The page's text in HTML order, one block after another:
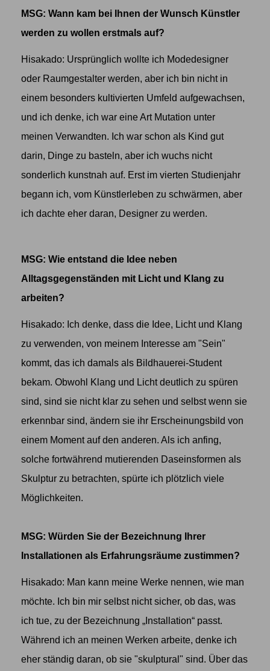
MSG: Wann kam bei Ihnen der Wunsch Künstler
werden zu wollen erstmals auf?
Hisakado: Ursprünglich wollte ich Modedesigner
oder Raumgestalter werden, aber ich bin nicht in
einem besonders kultivierten Umfeld aufgewachsen,
und ich denke, ich war eine Art Mutation unter
meinen Verwandten. Ich war schon als Kind gut
darin, Dinge zu basteln, aber ich wuchs nicht
sonderlich kunstnah auf. Erst im vierten Studienjahr
begann ich, vom Künstlerleben zu schwärmen, aber
ich dachte eher daran, Designer zu werden.
MSG: Wie entstand die Idee neben
Alltagsgegenständen mit Licht und Klang zu
arbeiten?
Hisakado: Ich denke, dass die Idee, Licht und Klang
zu verwenden, von meinem Interesse am "Sein"
kommt, das ich damals als Bildhauerei-Student
bekam. Obwohl Klang und Licht deutlich zu spüren
sind, sind sie nicht klar zu sehen und selbst wenn sie
erkennbar sind, ändern sie ihr Erscheinungsbild von
einem Moment auf den anderen. Als ich anfing,
solche fortwährend mutierenden Daseinsformen als
Skulptur zu betrachten, spürte ich plötzlich viele
Möglichkeiten.
MSG: Würden Sie der Bezeichnung Ihrer
Installationen als Erfahrungsräume zustimmen?
Hisakado: Man kann meine Werke nennen, wie man
möchte. Ich bin mir selbst nicht sicher, ob das, was
ich tue, zu der Bezeichnung „Installation“ passt.
Während ich an meinen Werken arbeite, denke ich
eher ständig daran, ob sie "skulptural" sind. Über das